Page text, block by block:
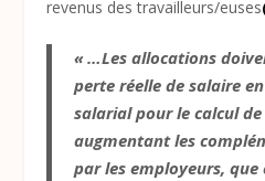
revenus des travailleurs/euses
« …Les allocations
perte réelle de salaire
salarial pour le calcul
augmentant les
par les employeurs, que